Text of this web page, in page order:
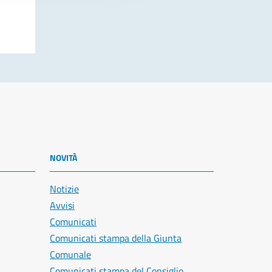
NOVITÀ
Notizie
Avvisi
Comunicati
Comunicati stampa della Giunta
Comunale